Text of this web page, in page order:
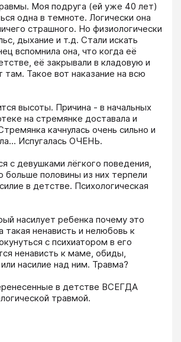
Моя подруга (ей уже 40 лет)
одна в темноте. Логически она
страшного. Но физиологически
дыхание и т.д. Стали искать
вспомнила она, что когда её
её закрывали в кладовую и
там. Такое вот наказание на всю
высоты. Причина - в начальных
на стремянке доставала и
качнулась очень сильно и
Испугалась ОЧЕНЬ.
с девушками лёгкого поведения,
больше половины из них терпели
в детстве. Психологическая
насилует ребенка почему это
такая ненависть и нелюбовь к
с психиатором в его
ненависть к маме, обиды,
насилие над ним. Травма?
в детстве ВСЕГДА
травмой.